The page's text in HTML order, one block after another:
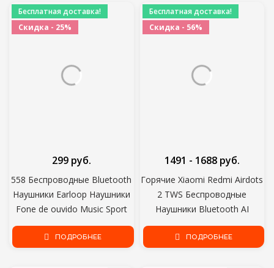
Бесплатная доставка!
Скидка - 25%
558 Беспроводные Bluetooth
Наушники Earloop Наушники
Fone de ouvido Music Sport
Гарнитура Игровая Громкая
Связь Для Всех Смартфонов
299 руб.
ПОДРОБНЕЕ
Бесплатная доставка!
Скидка - 56%
Горячие Xiaomi Redmi Airdots
2 TWS Беспроводные
Наушники Bluetooth AI
Control Игровая Гарнитура С
Микрофоном Оригинальные
1491 - 1688 руб.
ПОДРОБНЕЕ